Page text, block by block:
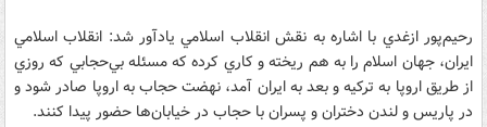
رحيم‌پور ازغدي با اشاره به نقش انقلاب اسلامي يادآور شد: انقلاب اسلامي
ايران، جهان اسلام را به هم ريخته و کاري کرده که مسئله بي‌حجابي که روزي
از طريق اروپا به ترکيه و بعد به ايران آمد، نهضت حجاب به اروپا صادر شود و
در پاريس و لندن دختران و پسران با حجاب در خيابان‌ها حضور پيدا کنند.